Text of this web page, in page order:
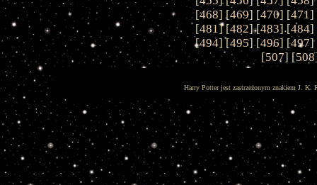
[468] [469] [470] [471]
[481] [482] [483] [484]
[494] [495] [496] [497]
[507] [508
Harry Potter jest zastrzeżonym znakiem J. K.